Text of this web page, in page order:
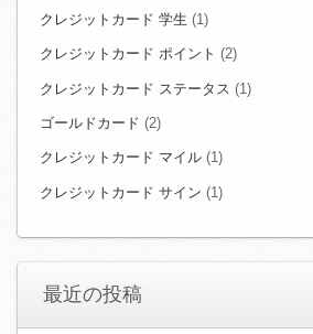
クレジットカード 学生 (1)
クレジットカード ポイント (2)
クレジットカード ステータス (1)
ゴールドカード (2)
クレジットカード マイル (1)
クレジットカード サイン (1)
最近の投稿